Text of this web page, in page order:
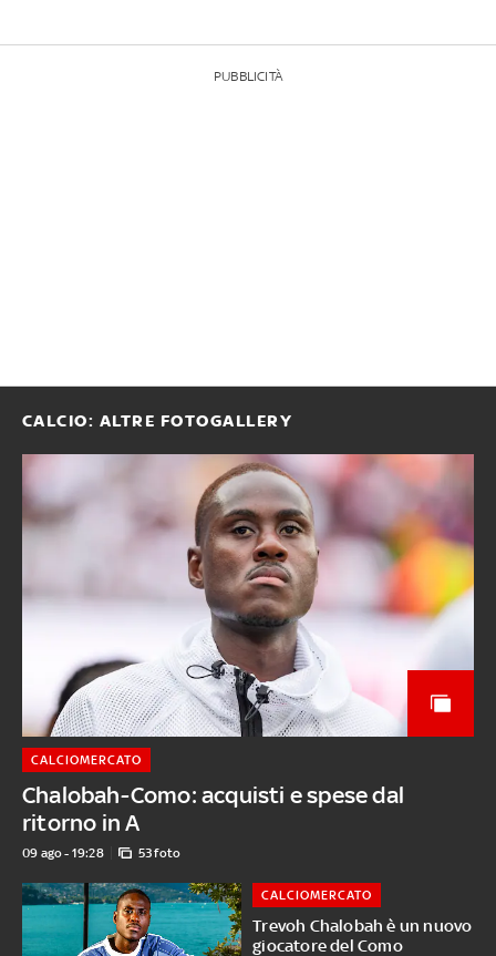
PUBBLICITÀ
CALCIO: ALTRE FOTOGALLERY
Chalobah-Como: acquisti e spese dal
ritorno in A
CALCIOMERCATO
09 ago - 19:28 53 foto
Trevoh Chalobah è un nuovo
giocatore del Como
CALCIOMERCATO